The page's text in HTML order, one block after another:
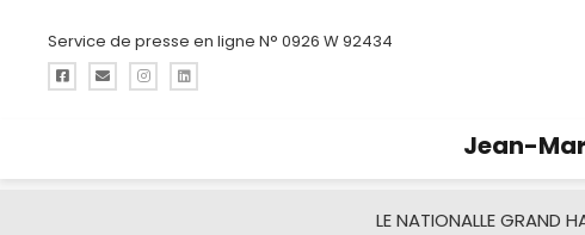
Service de presse en ligne N° 0926 W 92434
Jean-
LE NATIONALLE GRAND